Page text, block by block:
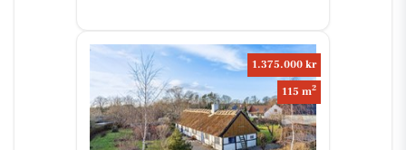
1.375.000 kr
115 m2